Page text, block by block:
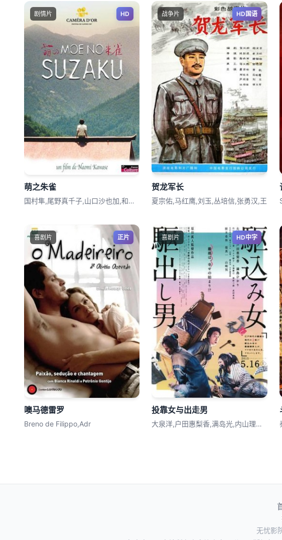
剧情片 HD
萌之朱雀
国村隼,尾野真千子,山口沙也加,和泉幸子
战争片 HD国语
贺龙军长
夏宗佑,马红鹰,刘玉,丛培信,张勇汉,王
喜剧片 正片
噢马德雷罗
Breno de Filippo,Adr
喜剧片 HD中字
投靠女与出走男
大泉洋,户田惠梨香,满岛光,内山理名,阳
无忧影